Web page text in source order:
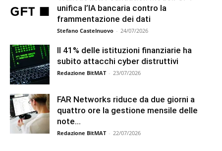
unifica l’IA bancaria contro la
frammentazione dei dati
Stefano Castelnuovo - 24/07/2026
Il 41% delle istituzioni finanziarie ha
subito attacchi cyber distruttivi
Redazione BitMAT - 23/07/2026
FAR Networks riduce da due giorni a
quattro ore la gestione mensile delle
note...
Redazione BitMAT - 22/07/2026